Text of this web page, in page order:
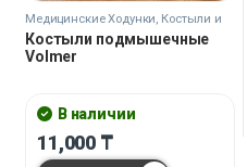
Медицинские Ходунки, Костыли и
Трости
Костыли подмышечные
Volmer
В наличии
11,000 ₸